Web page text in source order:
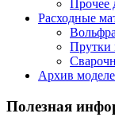
Прочее
Расходные
Прутки
Архив
Полезная